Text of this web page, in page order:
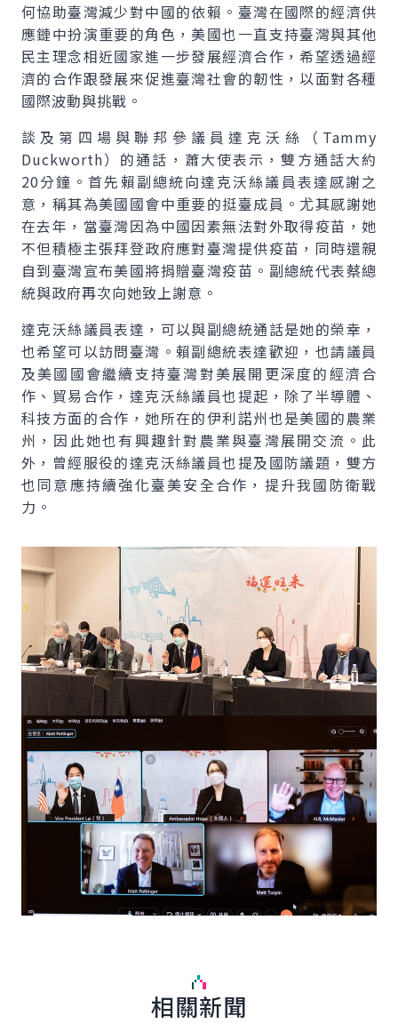
何協助臺灣減少對中國的依賴。臺灣在國際的經濟供
應鏈中扮演重要的角色，美國也一直支持臺灣與其他
民主理念相近國家進一步發展經濟合作，希望透過經
濟的合作跟發展來促進臺灣社會的韌性，以面對各種
國際波動與挑戰。
談及第四場與聯邦參議員達克沃絲（Tammy
Duckworth）的通話，蕭大使表示，雙方通話大約
20分鐘。首先賴副總統向達克沃絲議員表達感謝之
意，稱其為美國國會中重要的挺臺成員。尤其感謝她
在去年，當臺灣因為中國因素無法對外取得疫苗，她
不但積極主張拜登政府應對臺灣提供疫苗，同時還親
自到臺灣宣布美國將捐贈臺灣疫苗。副總統代表蔡總
統與政府再次向她致上謝意。
達克沃絲議員表達，可以與副總統通話是她的榮幸，
也希望可以訪問臺灣。賴副總統表達歡迎，也請議員
及美國國會繼續支持臺灣對美展開更深度的經濟合
作、貿易合作，達克沃絲議員也提起，除了半導體、
科技方面的合作，她所在的伊利諾州也是美國的農業
州，因此她也有興趣針對農業與臺灣展開交流。此
外，曾經服役的達克沃絲議員也提及國防議題，雙方
也同意應持續強化臺美安全合作，提升我國防衛戰
力。
相關新聞